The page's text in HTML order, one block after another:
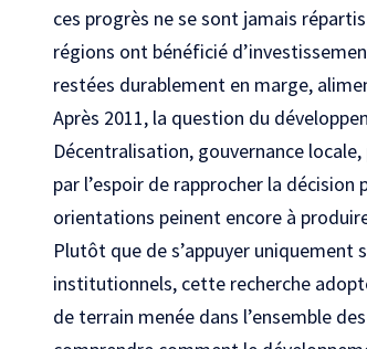
ces progrès ne se sont jamais
régions ont bénéficié
restées durablement en marge,
Après 2011, la question du
Décentralisation, gouvernance
par l’espoir de rapprocher la
orientations peinent encore à
Plutôt que de s’appuyer uniquement
institutionnels, cette recherche
de terrain menée dans l’ensemble